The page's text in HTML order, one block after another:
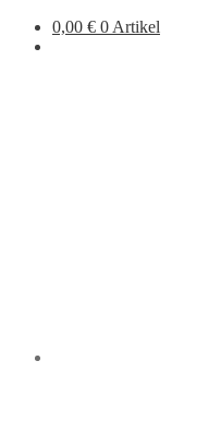
0,00 € 0 Artikel